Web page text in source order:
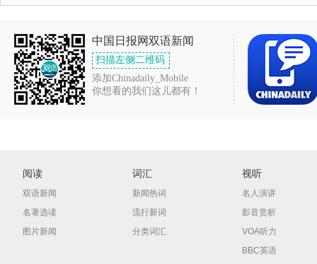
中国日报网双语新闻
扫描左侧二维码
添加Chinadaily_Mobile
你想看的我们这儿都有！
阅读
双语新闻
名著选读
图片新闻
词汇
新闻热词
流行新词
分类词汇
视听
名人演讲
影音赏析
VOA听力
BBC英语